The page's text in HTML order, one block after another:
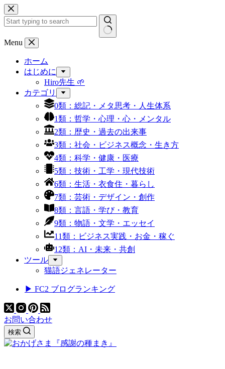
コ
ン
テ
ン
結
Menu
ホーム
はじめに
Hiro先生 🌱
カテゴリ
0類：総記・メタ思考・人生体系
1類：哲学・心理・心・メンタル
2類：歴史・過去の出来事
3類：社会・ビジネス概念・生き方
4類：科学・健康・医療
5類：技術・工学・現代技術
6類：生活・衣食住・暮らし
7類：芸術・デザイン・創作
8類：言語・学び・教育
9類：物語・文学・エッセイ
11類：ビジネス実践・お金・稼ぐ
12類：AI・未来・共創
ツール
猫語ジェネレーター
▶ FC2 ブログランキング
お問い合わせ
検索